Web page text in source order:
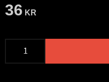
36 KR